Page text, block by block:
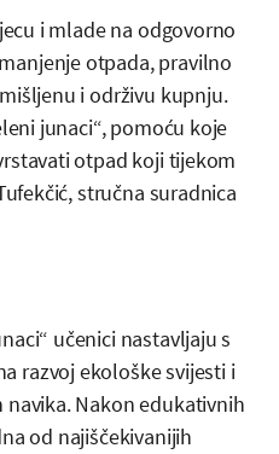
i mlade na odgovorno
otpada, pravilno
i održivu kupnju.
junaci“, pomoću koje
otpad koji tijekom
stručna suradnica
učenici nastavljaju s
razvoj ekološke svijesti i
Nakon edukativnih
od najiščekivanijih